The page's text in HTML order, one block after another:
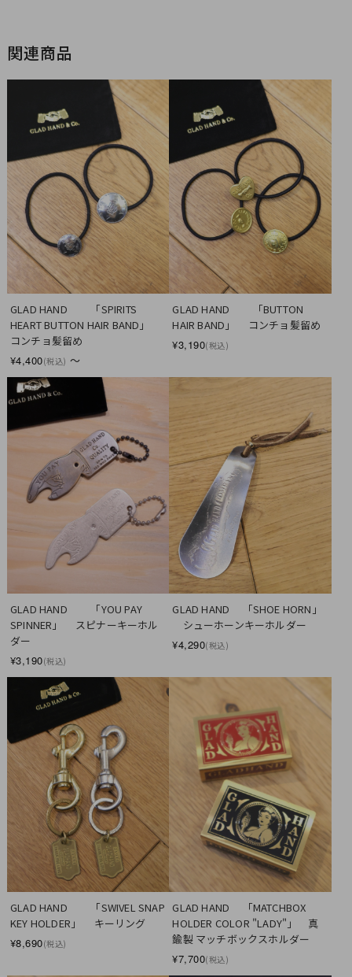
関連商品
GLAD HAND　　 「SPIRITS
HEART BUTTON HAIR BAND」
コンチョ髪留め
¥4,400(税込) ～
GLAD HAND　　 「BUTTON
HAIR BAND」 　コンチョ髪留め
¥3,190(税込)
GLAD HAND　　 「YOU PAY
SPINNER」 　スピナーキーホル
ダー
¥3,190(税込)
GLAD HAND　 「SHOE HORN」
シューホーンキーホルダー
¥4,290(税込)
GLAD HAND　　 「SWIVEL SNAP
KEY HOLDER」 　キーリング
¥8,690(税込)
GLAD HAND 　「MATCHBOX
HOLDER COLOR "LADY"」　真
鍮製 マッチボックスホルダー
¥7,700(税込)